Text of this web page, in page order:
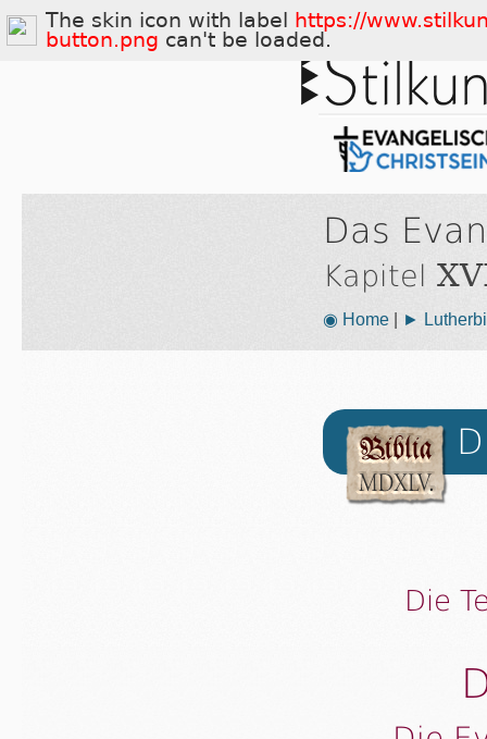
Das
Kapitel
◉ Home| ►
Die
The skin icon with label
https://
button.png can't be loaded.